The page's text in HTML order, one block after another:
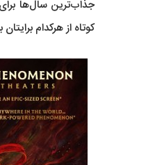
کوتاه از هرکدام